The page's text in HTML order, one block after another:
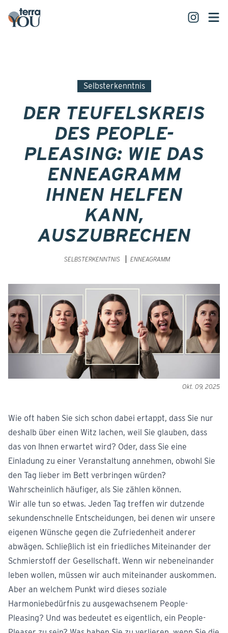
Selbsterkenntnis
DER TEUFELSKREIS
DES PEOPLE-
PLEASING: WIE DAS
ENNEAGRAMM
IHNEN HELFEN
KANN,
AUSZUBRECHEN
SELBSTERKENNTNIS ENNEAGRAMM
Okt. 09, 2025
Wie oft haben Sie sich schon dabei ertappt, dass Sie nur
deshalb über einen Witz lachen, weil Sie glauben, dass
das von Ihnen erwartet wird? Oder, dass Sie eine
Einladung zu einer Veranstaltung annehmen, obwohl Sie
den Tag lieber im Bett verbringen würden?
Wahrscheinlich häufiger, als Sie zählen können.
Wir alle tun so etwas. Jeden Tag treffen wir dutzende
sekundenschnelle Entscheidungen, bei denen wir unsere
eigenen Wünsche gegen die Zufriedenheit anderer
abwägen. Schließlich ist ein friedliches Miteinander der
Schmierstoff der Gesellschaft. Wenn wir nebeneinander
leben wollen, müssen wir auch miteinander auskommen.
Aber an welchem Punkt wird dieses soziale
Harmoniebedürfnis zu ausgewachsenem People-
Pleasing? Und was bedeutet es eigentlich, ein People-